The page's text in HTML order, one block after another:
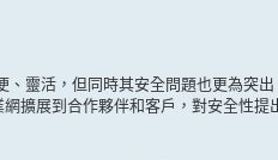
活，但同時其安全問題也更為突
擴展到合作夥伴和客戶，對安全性提